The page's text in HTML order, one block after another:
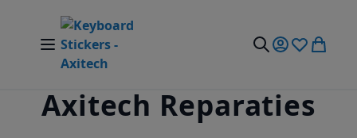
Ga naar de inhoud
Nav Aan/Uit Schakelen Mijn account
Verlanglijst
Axitech Reparaties